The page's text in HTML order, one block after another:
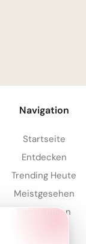
Navigation
Startseite
Entdecken
Trending Heute
Meistgesehen
Sammlungen